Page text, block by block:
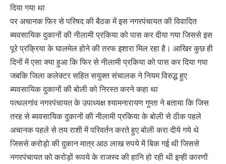
दिया गया था
पर अचानक फिर से परिषद की बैठक में इस नगरपंचायत की विवादित
ब्यवसायिक दुकानों की नीलामी प्रकिया को पास कर दीया गया जिससे इस
पूरे प्रक्रिया के घालमेल होने की तरफ इशारा मिल रहा है। आखिर कुछ ही
दिनों में एसा क्या हुआ कि फिर से नीलामी प्रकिया को पास कर दिया गया
जबकि जिला कलेक्टर सहित सयुक्त संचालक ने नियम विरुद्ध हुए
ब्यवसायिक दुकानों की बोली को निरस्त करने कहा था
पत्थलगांव नगरपंचायत के उपाध्यक्ष श्यामनारायण गुप्ता ने बताया कि जिस
तरह से ब्यवसायिक दुकानों की नीलामी प्रकिया के बोली से ठीक पहले
अचानक पहले से तय राशी में परिवर्तन करते हुए बोली करा दीये गये थे
जिससे करोड़ो की दुकान मात्र आठ लाख रुपये में बिक गई थी जिससे
नगरपंचायत को करोड़ों रूपये के राजस्व की हानि हो रही थी इन्ही कारणों